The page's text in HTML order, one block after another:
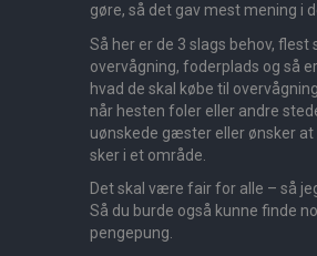
gøre, så det gav mest mening i
Så her er de 3 slags behov,
overvågning, foderplads og så
hvad de skal købe til
når hesten foler eller andre
uønskede gæster eller ønsker
sker i et område.
Det skal være fair for alle – så
Så du burde også kunne finde
pengepung.